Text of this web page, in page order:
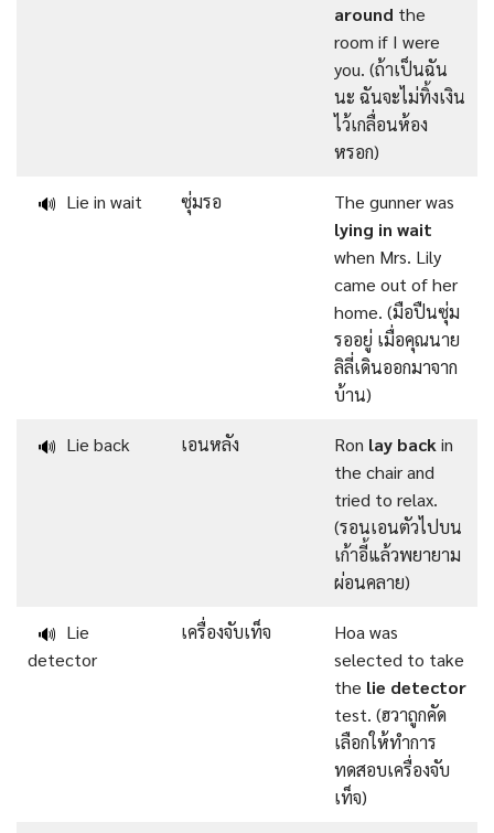
around the
room if I were
you. (ถ้าเป็นฉัน
นะ ฉันจะไม่ทิ้งเงิน
ไว้เกลื่อนห้อง
หรอก)
🔊 Lie in wait ซุ่มรอ
The gunner was
lying in wait
when Mrs. Lily
came out of her
home. (มือปืนซุ่ม
รออยู่ เมื่อคุณนาย
ลิลี่เดินออกมาจาก
บ้าน)
🔊 Lie back เอนหลัง Ron lay back in
the chair and
tried to relax.
(รอนเอนตัวไปบน
เก้าอี้แล้วพยายาม
ผ่อนคลาย)
🔊 Lie
detector
เครื่องจับเท็จ
Hoa was
selected to take
the lie detector
test. (ฮวาถูกคัด
เลือกให้ทำการ
ทดสอบเครื่องจับ
เท็จ)